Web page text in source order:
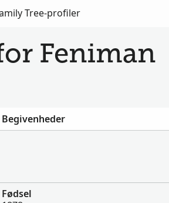
Tree-profiler
Feniman
Begivenheder
Fødsel